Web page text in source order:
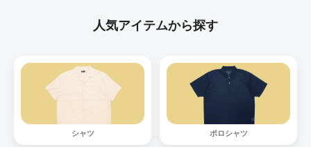
人気アイテムから探す
シャツ ポロシャツ